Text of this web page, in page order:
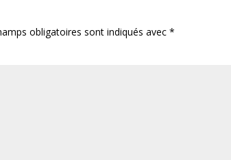
obligatoires sont indiqués avec*